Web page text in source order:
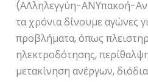
(ΑΛληλεγγύη-ΑΝΥπακοή-
τα χρόνια δίνουμε αγώνες
προβλήματα, όπως
ηλεκτροδότησης,
μετακίνηση ανέργων,